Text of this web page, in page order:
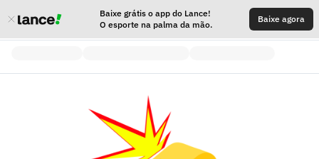
Baixe grátis o app do Lance!
O esporte na palma da mão.
Baixe agora